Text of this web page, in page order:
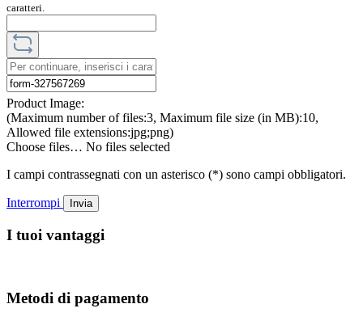
caratteri.
Product Image:
(Maximum number of files:3, Maximum file size (in MB):10,
Allowed file extensions:jpg;png)
Choose files… No files selected
I campi contrassegnati con un asterisco (*) sono campi obbligatori.
Interrompi Invia
I tuoi vantaggi
Metodi di pagamento